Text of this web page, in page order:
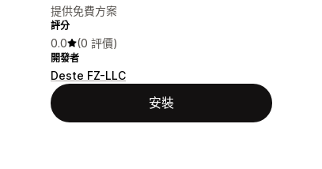
提供免費方案
評分
0.0 (0 評價)
開發者
Deste FZ-LLC
安裝